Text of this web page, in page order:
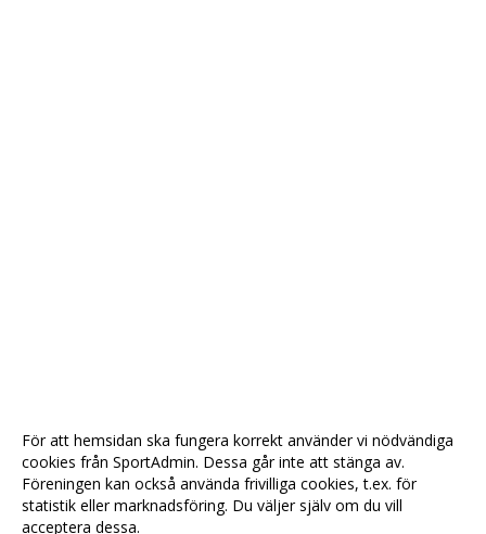
För att hemsidan ska fungera korrekt använder vi nödvändiga
cookies från SportAdmin. Dessa går inte att stänga av.
Föreningen kan också använda frivilliga cookies, t.ex. för
statistik eller marknadsföring. Du väljer själv om du vill
acceptera dessa.